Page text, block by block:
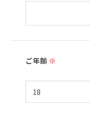
ご年齢 ※